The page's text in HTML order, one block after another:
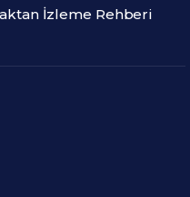
İzleme Rehberi